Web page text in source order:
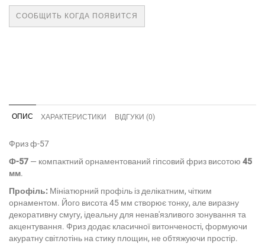
СООБЩИТЬ КОГДА ПОЯВИТСЯ
ОПИС ХАРАКТЕРИСТИКИ ВІДГУКИ (0)
Фриз ф-57
Ф-57 — компактний орнаментований гіпсовий фриз висотою 45
мм.
Профіль: Мініатюрний профіль із делікатним, чітким
орнаментом. Його висота 45 мм створює тонку, але виразну
декоративну смугу, ідеальну для ненав'язливого зонування та
акцентування. Фриз додає класичної витонченості, формуючи
акуратну світлотінь на стику площин, не обтяжуючи простір.